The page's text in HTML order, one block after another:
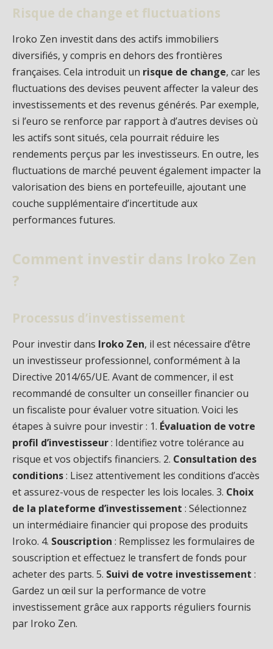
Risque de change et fluctuations
Iroko Zen investit dans des actifs immobiliers
diversifiés, y compris en dehors des frontières
françaises. Cela introduit un risque de change, car les
fluctuations des devises peuvent affecter la valeur des
investissements et des revenus générés. Par exemple,
si l’euro se renforce par rapport à d’autres devises où
les actifs sont situés, cela pourrait réduire les
rendements perçus par les investisseurs. En outre, les
fluctuations de marché peuvent également impacter la
valorisation des biens en portefeuille, ajoutant une
couche supplémentaire d’incertitude aux
performances futures.
Comment investir dans Iroko Zen
?
Processus d’investissement
Pour investir dans Iroko Zen, il est nécessaire d’être
un investisseur professionnel, conformément à la
Directive 2014/65/UE. Avant de commencer, il est
recommandé de consulter un conseiller financier ou
un fiscaliste pour évaluer votre situation. Voici les
étapes à suivre pour investir : 1. Évaluation de votre
profil d’investisseur: Identifiez votre tolérance au
risque et vos objectifs financiers. 2. Consultation des
conditions: Lisez attentivement les conditions d’accès
et assurez-vous de respecter les lois locales. 3. Choix
de la plateforme d’investissement : Sélectionnez
un intermédiaire financier qui propose des produits
Iroko. 4. Souscription : Remplissez les formulaires de
souscription et effectuez le transfert de fonds pour
acheter des parts. 5. Suivi de votre investissement :
Gardez un œil sur la performance de votre
investissement grâce aux rapports réguliers fournis
par Iroko Zen.